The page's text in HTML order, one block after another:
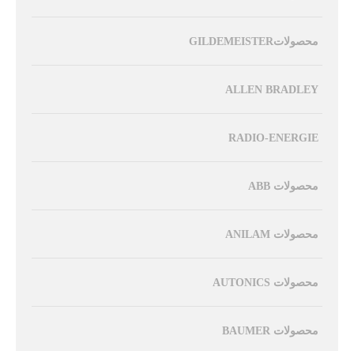
محصولاتGILDEMEISTER
ALLEN BRADLEY
RADIO-ENERGIE
محصولات ABB
محصولات ANILAM
محصولات AUTONICS
محصولات BAUMER